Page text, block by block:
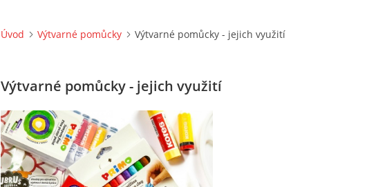
Úvod Výtvarné pomůcky Výtvarné pomůcky - jejich využití
Výtvarné pomůcky - jejich využití